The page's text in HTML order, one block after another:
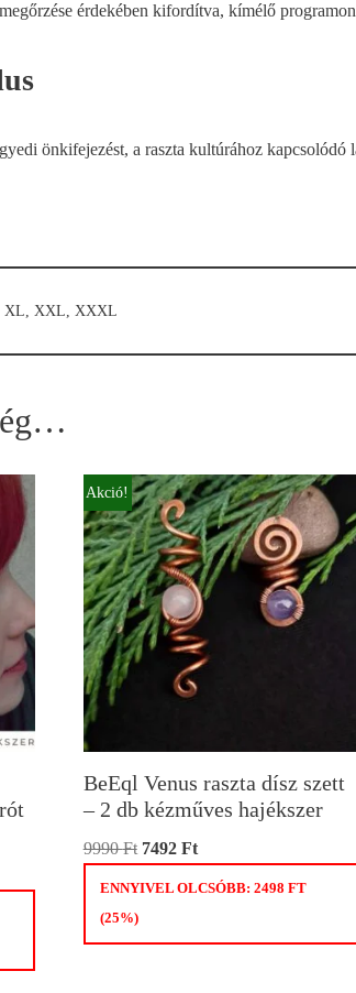
érdekében kifordítva, kímélő
önkifejezést, a raszta kultúrához
XL, XXL, XXXL
Akció!
BeEql Venus raszta dísz szett
– 2 db kézműves hajékszer
9990Ft 7492 Ft
ENNYIVEL OLCSÓBB: 2498 FT
(25%)